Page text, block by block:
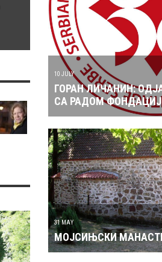
10 JULY
ГОРАН ЛИЧАНИН:
СА РАДОМ
31 MAY
МОЈСИЊСКИ